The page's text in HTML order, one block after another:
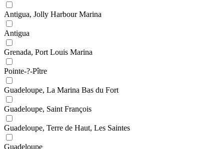
Antigua, Jolly Harbour Marina
Antigua
Grenada, Port Louis Marina
Pointe-?-Pître
Guadeloupe, La Marina Bas du Fort
Guadeloupe, Saint François
Guadeloupe, Terre de Haut, Les Saintes
Guadeloupe